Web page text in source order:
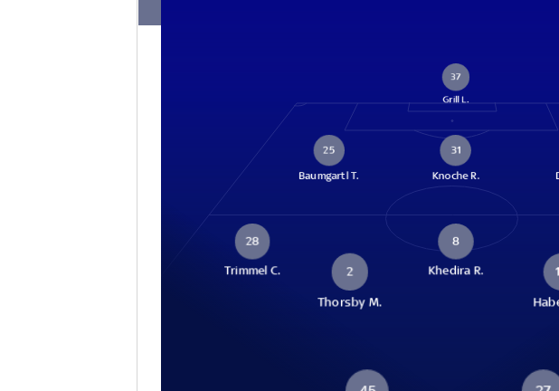
37
Grill L.
25
Baumgartl T.
31
Knoche R.
28
Trimmel C. 2
Thorsby M.
8
Khedira R.